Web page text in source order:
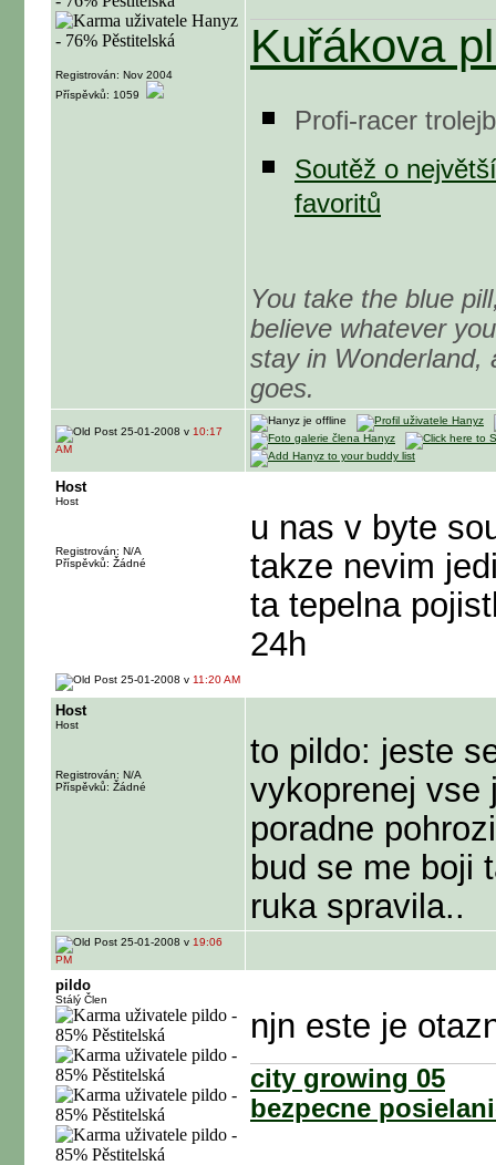
Registrován: Nov 2004
Příspěvků: 1059
Kuřákova
Profi-racer
Soutěž o
favoritů
You take the blue
believe whatever
stay in Wonderland,
goes.
25-01-2008 v 10:17
AM
Host
Host
Registrován: N/A
Příspěvků: Žádné
u nas v byte
takze nevim
ta tepelna
24h
25-01-2008 v 11:20 AM
Host
Host
Registrován: N/A
Příspěvků: Žádné
to pildo: jeste
vykoprenej vse
poradne
bud se me boji
ruka spravila..
25-01-2008 v 19:06
PM
pildo
Stálý Člen
njn este je
city growing 05
bezpecne